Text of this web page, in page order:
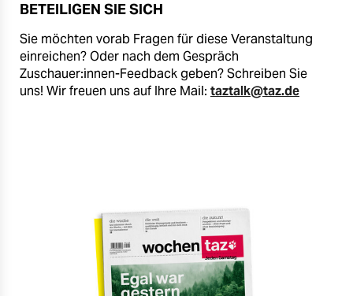
BETEILIGEN SIE SICH
Sie möchten vorab Fragen für diese Veranstaltung
einreichen? Oder nach dem Gespräch
Zuschauer:innen-Feedback geben? Schreiben Sie
uns! Wir freuen uns auf Ihre Mail: taztalk@taz.de